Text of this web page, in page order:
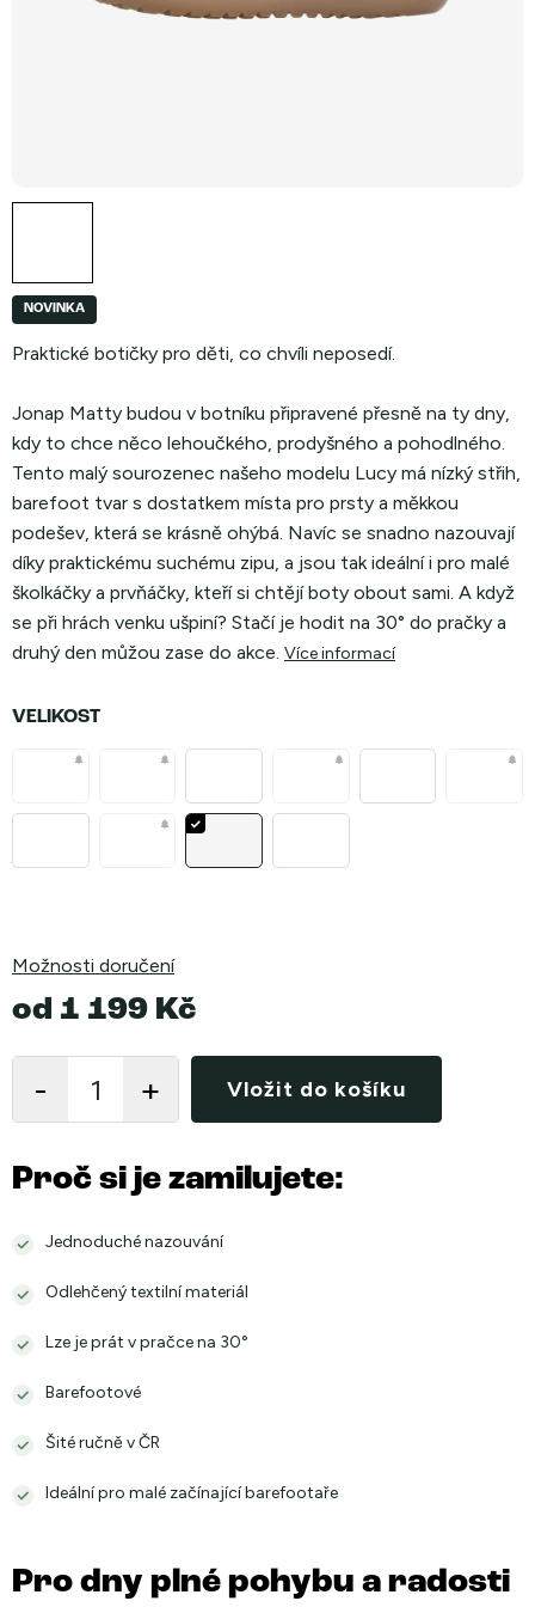
NOVINKA
Praktické botičky pro děti, co chvíli neposedí.
Jonap Matty budou v botníku připravené přesně na ty dny,
kdy to chce něco lehoučkého, prodyšného a pohodlného.
Tento malý sourozenec našeho modelu Lucy má nízký střih,
barefoot tvar s dostatkem místa pro prsty a měkkou
podešev, která se krásně ohýbá. Navíc se snadno nazouvají
díky praktickému suchému zipu, a jsou tak ideální i pro malé
školkáčky a prvňáčky, kteří si chtějí boty obout sami. A když
se při hrách venku ušpiní? Stačí je hodit na 30° do pračky a
druhý den můžou zase do akce. Více informací
VELIKOST
Možnosti doručení
od 1 199 Kč
cena:
Vložit do košíku
Proč si je zamilujete:
Jednoduché nazouvání
Odlehčený textilní materiál
Lze je prát v pračce na 30°
Barefootové
Šité ručně v ČR
Ideální pro malé začínající barefootaře
Pro dny plné pohybu a radosti